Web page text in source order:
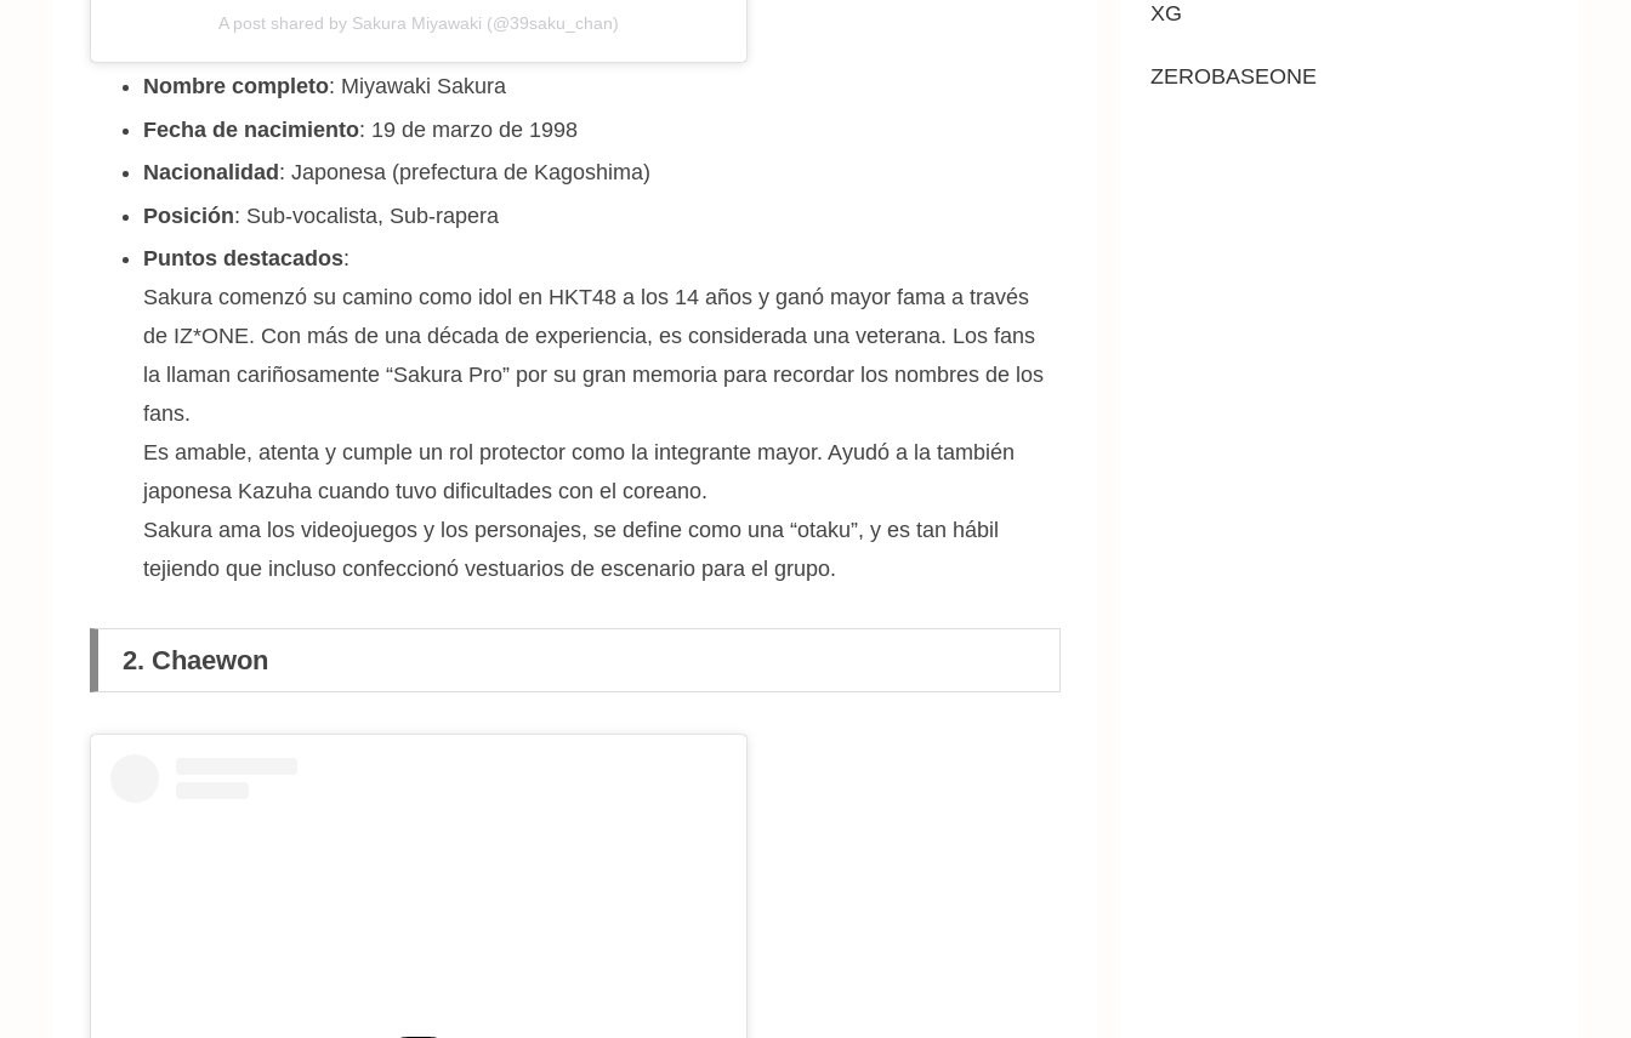
A post shared by Sakura Miyawaki (@39saku_chan)
Nombre completo: Miyawaki Sakura
Fecha de nacimiento: 19 de marzo de 1998
Nacionalidad : Japonesa (prefectura de Kagoshima)
Posición: Sub-vocalista, Sub-rapera
Puntos destacados:
Sakura comenzó su camino como idol en HKT48 a los 14 años y ganó mayor fama a través
de IZ*ONE. Con más de una década de experiencia, es considerada una veterana. Los fans
la llaman cariñosamente “Sakura Pro” por su gran memoria para recordar los nombres de los
fans.
Es amable, atenta y cumple un rol protector como la integrante mayor. Ayudó a la también
japonesa Kazuha cuando tuvo dificultades con el coreano.
Sakura ama los videojuegos y los personajes, se define como una “otaku”, y es tan hábil
tejiendo que incluso confeccionó vestuarios de escenario para el grupo.
2. Chaewon
XG
ZEROBASEONE